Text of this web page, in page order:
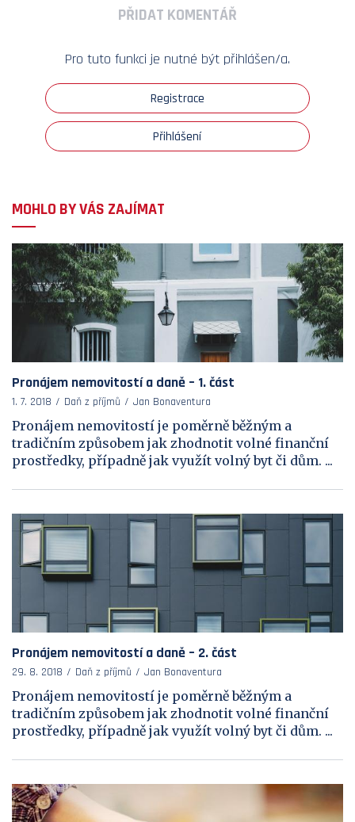
PŘIDAT KOMENTÁŘ
Pro tuto funkci je nutné být přihlášen/a.
Registrace
Přihlášení
MOHLO BY VÁS ZAJÍMAT
Pronájem nemovitostí a daně – 1. část
1. 7. 2018 Daň z příjmů Jan Bonaventura
Pronájem nemovitostí je poměrně běžným a
tradičním způsobem jak zhodnotit volné finanční
prostředky, případně jak využít volný byt či dům. ...
Pronájem nemovitostí a daně – 2. část
29. 8. 2018 Daň z příjmů Jan Bonaventura
Pronájem nemovitostí je poměrně běžným a
tradičním způsobem jak zhodnotit volné finanční
prostředky, případně jak využít volný byt či dům. ...